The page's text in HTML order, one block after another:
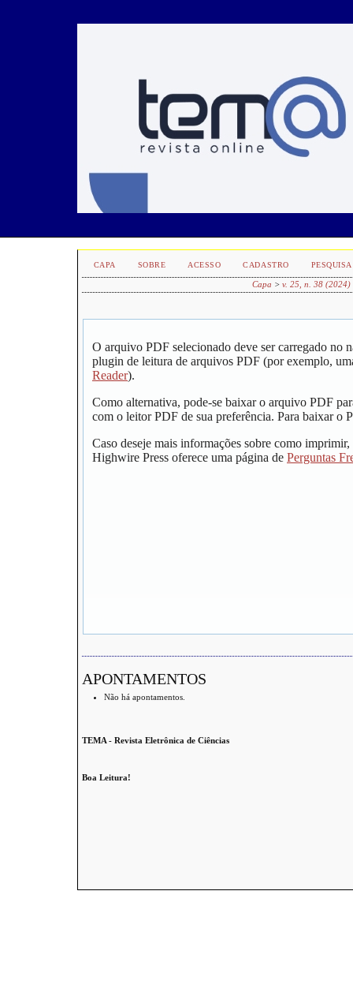
CAPA SOBRE ACESSO CADASTRO PESQUISA
Capa >v. 25, n. 38 (2024)
O arquivo PDF selecionado deve ser carregado no
plugin de leitura de arquivos PDF (por exemplo,
Reader).
Como alternativa, pode-se baixar o arquivo PDF
com o leitor PDF de sua preferência. Para baixar o
Caso deseje mais informações sobre como
Highwire Press oferece uma página de Perguntas
APONTAMENTOS
Não há apontamentos.
TEMA - Revista Eletrônica de Ciências
Boa Leitura!